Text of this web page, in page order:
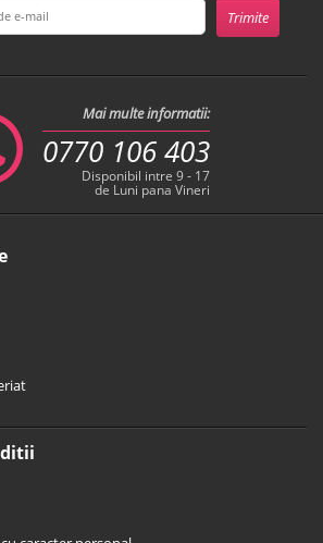
Mai multe informatii:
0770 106 403
Disponibil intre 9 - 17
de Luni pana Vineri